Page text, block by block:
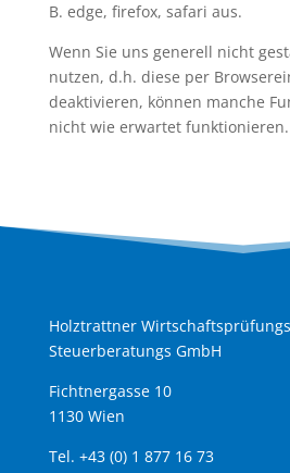
B. edge, firefox, safari aus.
Wenn Sie uns generell nicht
nutzen, d.h. diese per
deaktivieren, können manche
nicht wie erwartet funktionieren.
Holztrattner
Steuerberatungs GmbH
Fichtnergasse 10
1130 Wien
Tel. +43 (0) 1 877 16 73